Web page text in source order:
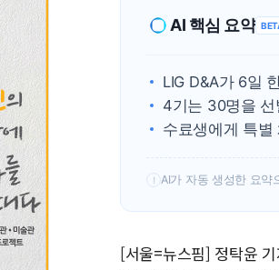
AI 핵심 요약
LIG D&A가 6일
4기는 30명을 선
수료생에게 특
! AI가 자동 생성한 요약
[서울=뉴스핌] 정탁윤